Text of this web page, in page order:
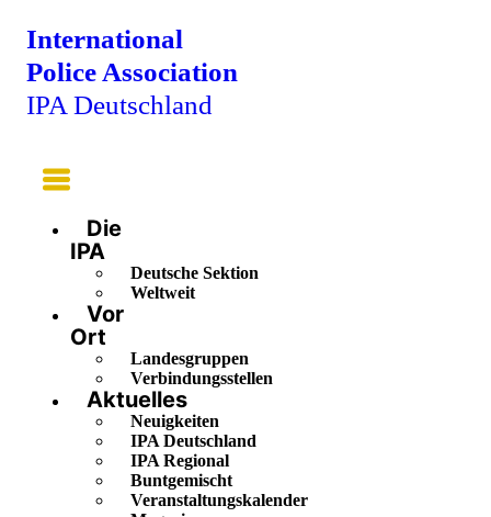
International
Police Association
IPA Deutschland
Main
Menu
Die
IPA
Deutsche Sektion
Weltweit
Vor
Ort
Landesgruppen
Verbindungsstellen
Aktuelles
Neuigkeiten
IPA Deutschland
IPA Regional
Buntgemischt
Veranstaltungskalender